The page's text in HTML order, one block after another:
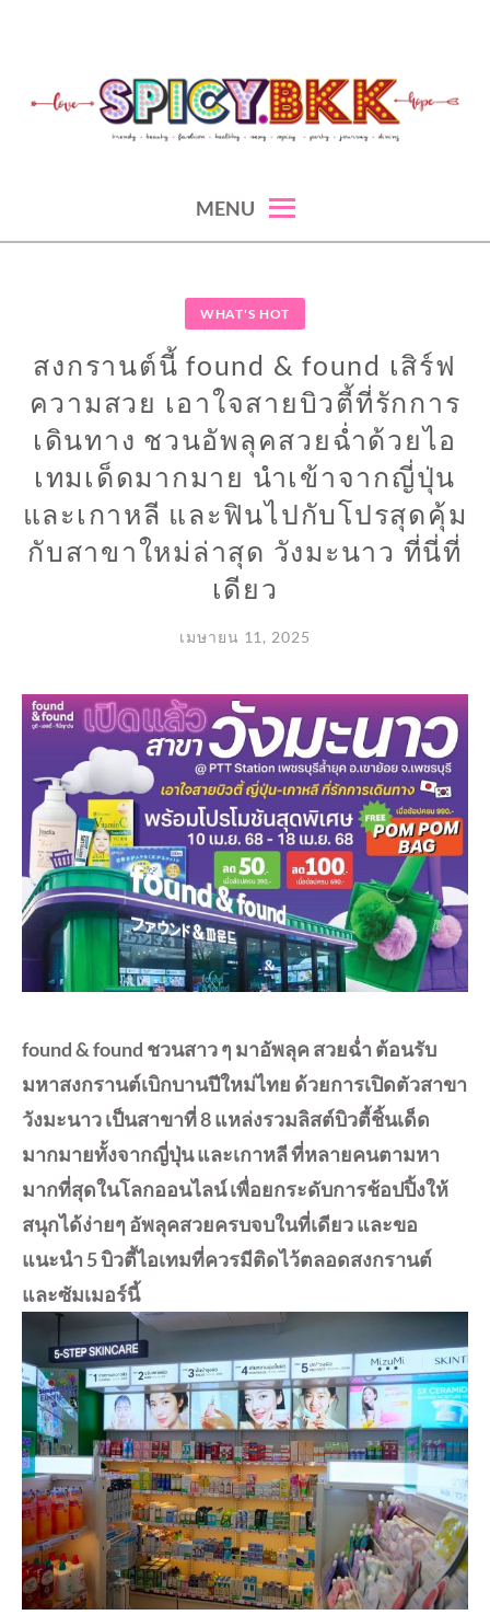
content
MENU
WHAT'S HOT
สงกรานต์นี้ found & found เสิร์ฟ
ความสวย เอาใจสายบิวตี้ที่รักการ
เดินทาง ชวนอัพลุคสวยฉ่ำด้วยไอ
เทมเด็ดมากมาย นำเข้าจากญี่ปุ่น
และเกาหลี และฟินไปกับโปรสุดคุ้ม
กับสาขาใหม่ล่าสุด วังมะนาว ที่นี่ที่
เดียว
เมษายน 11, 2025
found & found ชวนสาว ๆ มาอัพลุค สวยฉ่ำ ต้อนรับ
มหาสงกรานต์เบิกบานปีใหม่ไทย ด้วยการเปิดตัวสาขา
วังมะนาว เป็นสาขาที่ 8 แหล่งรวมลิสต์บิวตี้ชิ้นเด็ด
มากมายทั้งจากญี่ปุ่น และเกาหลี ที่หลายคนตามหา
มากที่สุดในโลกออนไลน์ เพื่อยกระดับการช้อปปิ้งให้
สนุกได้ง่ายๆ อัพลุคสวยครบจบในที่เดียว และขอ
แนะนำ 5 บิวตี้ไอเทมที่ควรมีติดไว้ตลอดสงกรานต์
และซัมเมอร์นี้